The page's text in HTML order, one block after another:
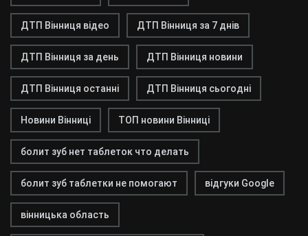
ДТП Вінниця відео ДТП Вінниця за 7 днів
ДТП Вінниця за день ДТП Вінниця новини
ДТП Вінниця останні ДТП Вінниця сьогодні
Новини Вінниці ТОП новини Вінниці
болит зуб нет таблеток что делать
болит зуб таблетки не помогают відгуки Google
вінницька область